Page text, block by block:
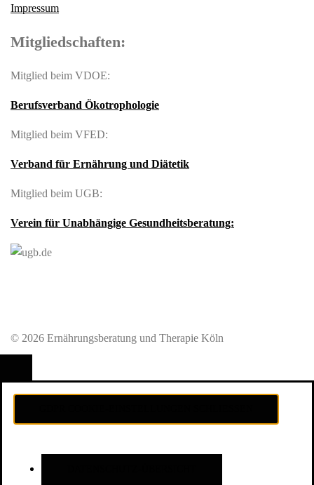
Impressum
Mitgliedschaften:
Mitglied beim VDOE:
Berufsverband Ökotrophologie
Mitglied beim VFED:
Verband für Ernährung und Diätetik
Mitglied beim UGB:
Verein für Unabhängige Gesundheitsberatung:
© 2026 Ernährungsberatung und Therapie Köln